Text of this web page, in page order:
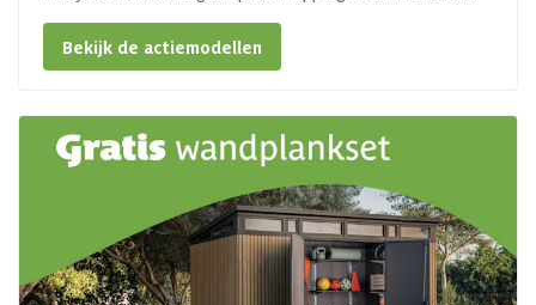
Bekijk de actiemodellen